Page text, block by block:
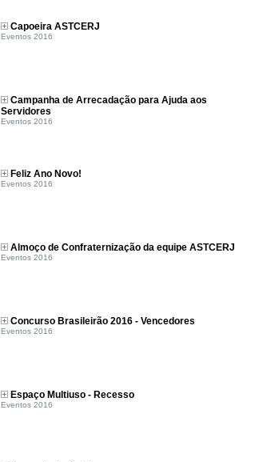
Capoeira ASTCERJ
Eventos 2016
Campanha de Arrecadação para Ajuda aos
Servidores
Eventos 2016
Feliz Ano Novo!
Eventos 2016
Almoço de Confraternização da equipe ASTCERJ
Eventos 2016
Concurso Brasileirão 2016 - Vencedores
Eventos 2016
Espaço Multiuso - Recesso
Eventos 2016